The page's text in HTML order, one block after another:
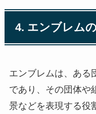
4. エンブレム
エンブレムは、ある
であり、その団体や
景などを表現する役